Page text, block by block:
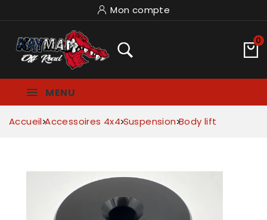
Mon compte
0
MENU
Accueil Accessoires 4x4 Suspension Body lift